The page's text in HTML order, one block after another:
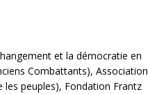
et la démocratie en
Combattants), Association
les peuples), Fondation Frantz